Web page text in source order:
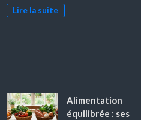
Lire la suite
Alimentation
équilibrée : ses